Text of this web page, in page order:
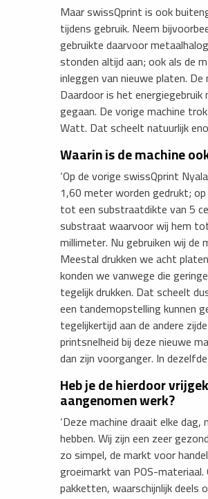
Maar swissQprint is ook
tijdens gebruik. Neem
gebruikte daarvoor
stonden altijd aan; ook als de
inleggen van nieuwe platen.
Daardoor is het
gegaan. De vorige machine
Watt. Dat scheelt natuurlijk
Waarin is de machine
‘Op de vorige swissQprint
1,60 meter worden gedrukt;
tot een substraatdikte van 5
substraat waarvoor wij hem
millimeter. Nu gebruiken wij
Meestal drukken we acht
konden we vanwege die
tegelijk drukken. Dat scheelt
een tandemopstelling kunnen
tegelijkertijd aan de andere
printsnelheid bij deze nieuwe
dan zijn voorganger. In
Heb je de hierdoor
aangenomen werk?
‘Deze machine draait elke
hebben. Wij zijn een zeer
zo simpel, de markt voor
groeimarkt van POS-
pakketten, waarschijnlijk